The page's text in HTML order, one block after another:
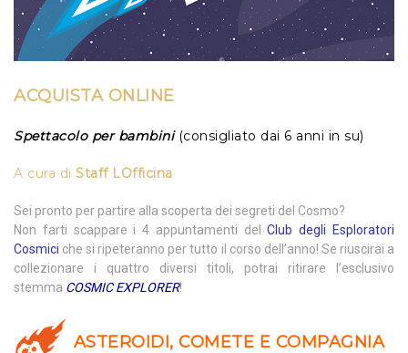
ACQUISTA ONLINE
Spettacolo per bambini(consigliato dai 6 anni in su)
A cura di Staff LOfficina
Sei pronto per partire alla scoperta dei segreti del Cosmo?
Non farti scappare i 4 appuntamenti delClub degli Esploratori
Cosmici che si ripeteranno per tutto il corso dell’anno! Se riuscirai a
collezionare i quattro diversi titoli, potrai ritirare l’esclusivo
stemma COSMIC EXPLORER!
ASTEROIDI, COMETE E COMPAGNIA